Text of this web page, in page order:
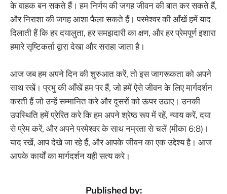
के वाहक बन सकते हैं। हम निर्णय की जगह जीवन की बात कर सकते हैं,
और निराशा की जगह आशा फैला सकते हैं। परमेश्वर की आँखें हमें याद
दिलाती हैं कि हर दयालुता, हर समझदारी का क्षण, और हर प्रेमपूर्ण इशारा
हमारे सृष्टिकर्ता द्वारा देखा और सराहा जाता है।
आज जब हम अपने दिन की शुरुआत करें, तो इस जागरूकता को अपने
साथ रखें। प्रभु की आँखें हम पर हैं, जो हमें ऐसे जीवन के लिए मार्गदर्शन
करती हैं जो उन्हें सम्मानित करे और दूसरों को ऊपर उठाए। उनकी
उपस्थिति हमें प्रेरित करे कि हम अपने श्रेष्ठ रूप में रहें, न्याय करें, दया
से प्रेम करें, और अपने परमेश्वर के साथ नम्रता से चलें (मीका 6:8)।
याद रखें, आप देखे जा रहे हैं, और आपके जीवन का एक उद्देश्य है। आज
आपके कार्यों का मार्गदर्शन यही सत्य करे।
Published by: